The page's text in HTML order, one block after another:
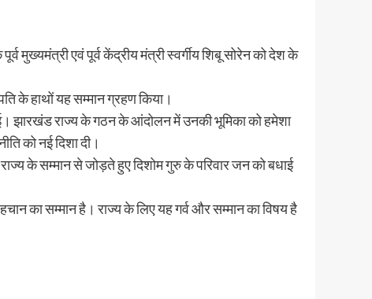
एवं पूर्व केंद्रीय मंत्री स्वर्गीय शिबू सोरेन को देश के
के हाथों यह सम्मान ग्रहण किया।
झारखंड राज्य के गठन के आंदोलन में उनकी भूमिका को हमेशा
को नई दिशा दी।
के सम्मान से जोड़ते हुए दिशोम गुरु के परिवार जन को बधाई
का सम्मान है। राज्य के लिए यह गर्व और सम्मान का विषय है